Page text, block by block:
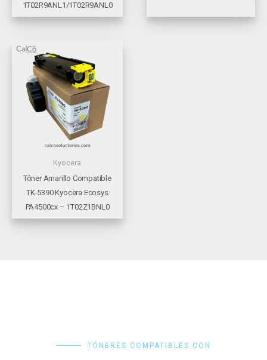
1T02R9ANL1/1T02R9ANL0
Kyocera
Tóner Amarillo Compatible
TK-5390 Kyocera Ecosys
PA4500cx – 1T02Z1BNL0
TÓNERES COMPATIBLES CON